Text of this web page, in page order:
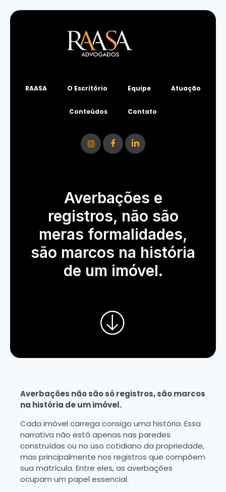
RAASA O Escritório Equipe Atuação
Conteúdos Contato
Averbações e
registros, não são
meras formalidades,
são marcos na história
de um imóvel.
Averbações não são só registros, são marcos
na história de um imóvel.
Cada imóvel carrega consigo uma história. Essa
narrativa não está apenas nas paredes
construídas ou no uso cotidiano da propriedade,
mas principalmente nos registros que compõem
sua matrícula. Entre eles, as averbações
ocupam um papel essencial.